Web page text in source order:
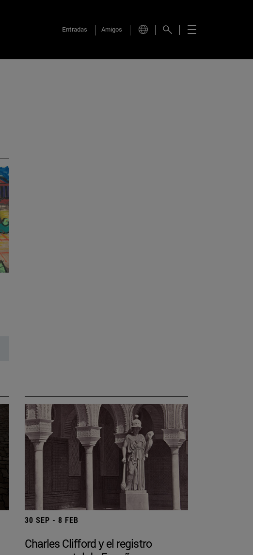
Entradas Amigos
30 SEP - 8 FEB
Charles Clifford y el registro